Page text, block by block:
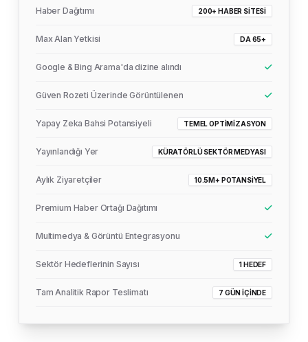
Haber Dağıtımı 200+ HABER SITESI
Max Alan Yetkisi DA 65+
Google & Bing Arama'da dizine alındı
Güven Rozeti Üzerinde Görüntülenen
Yapay Zeka Bahsi Potansiyeli TEMEL OPTIMIZASYON
Yayınlandığı Yer KÜRATÖRLÜ SEKTÖR MEDYASI
Aylık Ziyaretçiler 10.5M+ POTANSIYEL
Premium Haber Ortağı Dağıtımı
Multimedya & Görüntü Entegrasyonu
Sektör Hedeflerinin Sayısı 1 HEDEF
Tam Analitik Rapor Teslimatı 7 GÜN İÇINDE